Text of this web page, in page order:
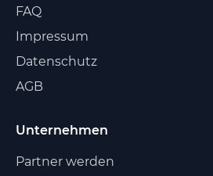
FAQ
Impressum
Datenschutz
AGB
Unternehmen
Partner werden